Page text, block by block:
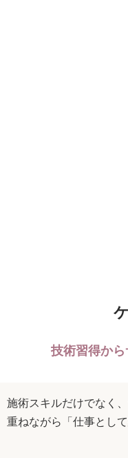
技術習得か
施術スキルだけでなく
重ねながら「仕事とし